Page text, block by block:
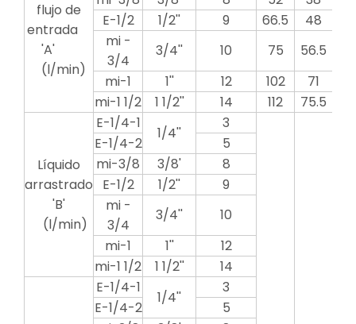
flujo de
entrada
'A'
(l/min)
E-1/2
1/2'' 9 66.5 48
mi -
3/4
3/4'' 10 75 56.5
mi-1
1'' 12 102 71
mi-1 1/2
1 1/2'' 14 112 75.5
Líquido
arrastrado
'B'
(l/min)
E-1/4-1
1/4''
3
E-1/4-2
5
mi-3/8
3/8'
8
E-1/2
1/2''
9
mi -
3/4
3/4''
10
mi-1
1''
12
mi-1 1/2
1 1/2'' 14
E-1/4-1
1/4''
3
E-1/4-2
5